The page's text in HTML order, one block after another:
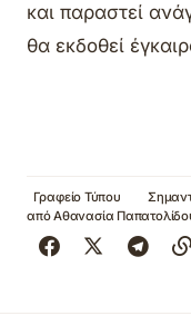
και παραστεί
θα εκδοθεί
Γραφείο Τύπου
απόΑθανασία